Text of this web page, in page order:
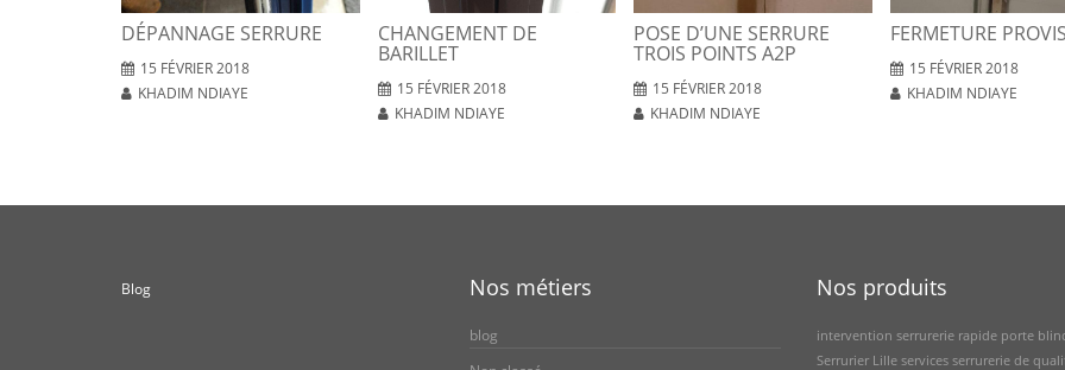
DÉPANNAGE SERRURE
15 FÉVRIER 2018
KHADIM NDIAYE
CHANGEMENT DE
BARILLET
15 FÉVRIER 2018
KHADIM NDIAYE
POSE D’UNE SERRURE
TROIS POINTS A2P
15 FÉVRIER 2018
KHADIM NDIAYE
FERMETURE
15 FÉVRIER 2018
KHADIM NDIAYE
Blog Nos métiers
blog
Nos produits
intervention serrurerie rapide porte
Serrurier Lille services serrurerie de